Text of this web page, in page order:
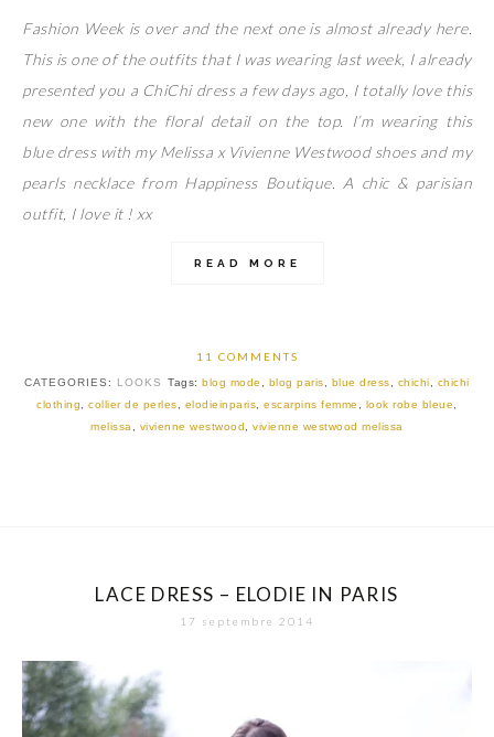
Fashion Week is over and the next one is almost already here.
This is one of the outfits that I was wearing last week, I already
presented you a ChiChi dress a few days ago, I totally love this
new one with the floral detail on the top. I’m wearing this
blue dress with my Melissa x Vivienne Westwood shoes and my
pearls necklace from Happiness Boutique. A chic & parisian
outfit, I love it ! xx
READ MORE
11 COMMENTS
CATEGORIES: LOOKS Tags:blog mode blog paris blue dress chichi
chichi
clothing
,collier de perles elodieinparis ,escarpins femme look robe bleue
melissa
vivienne westwood ,vivienne westwood melissa
LACE DRESS – ELODIE IN PARIS
17 septembre 2014